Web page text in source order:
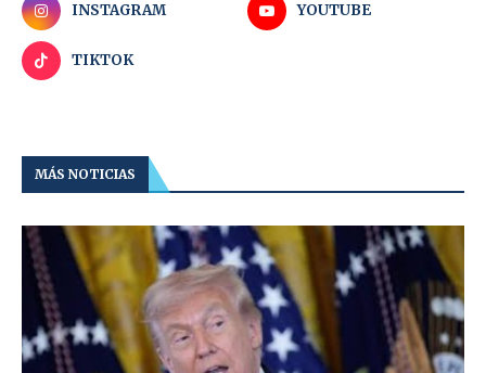
INSTAGRAM YOUTUBE
TIKTOK
MÁS NOTICIAS